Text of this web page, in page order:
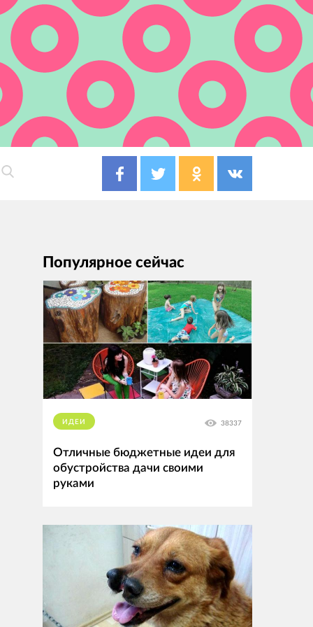
Популярное сейчас
ИДЕИ 38337
Отличные бюджетные идеи для
обустройства дачи своими
руками